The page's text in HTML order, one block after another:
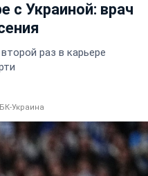
с Украиной: врач
раз в карьере
Украина